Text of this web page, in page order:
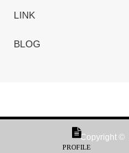
LINK
BLOG
Copyright ©
PROFILE